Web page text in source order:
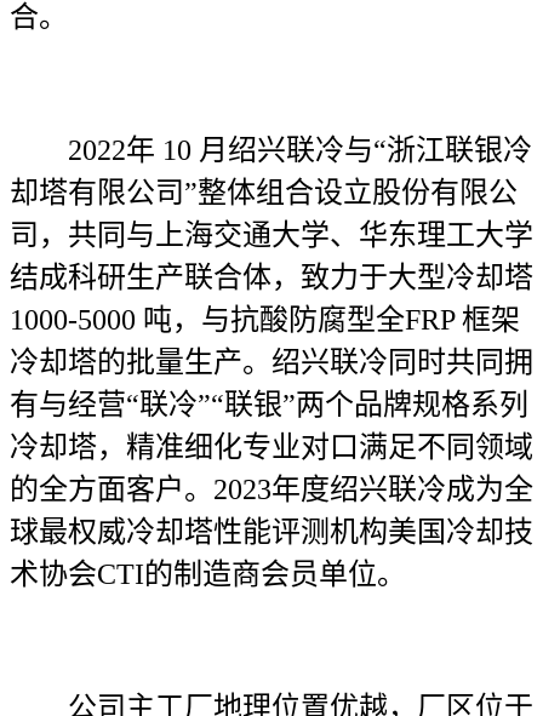
合。
2022年 10 月绍兴联冷与“浙江联银冷
却塔有限公司”整体组合设立股份有限公
司，共同与上海交通大学、华东理工大学
结成科研生产联合体，致力于大型冷却塔
1000-5000 吨，与抗酸防腐型全FRP 框架
冷却塔的批量生产。绍兴联冷同时共同拥
有与经营“联冷”“联银”两个品牌规格系列
冷却塔，精准细化专业对口满足不同领域
的全方面客户。2023年度绍兴联冷成为全
球最权威冷却塔性能评测机构美国冷却技
术协会CTI的制造商会员单位。
公司主工厂地理位置优越，厂区位于